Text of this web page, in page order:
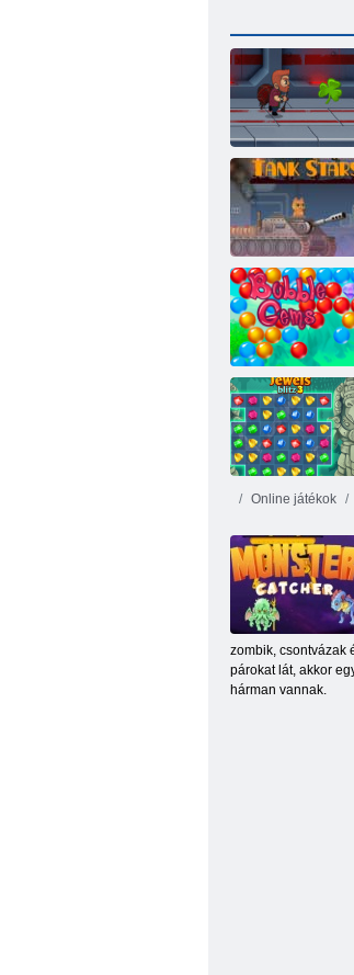
Jetpack Mester
Tank Csillagok
Buborék gémes
Jewels Blitz 3
Online játékok
zombik, csontvázak
párokat lát, akkor
hárman vannak.